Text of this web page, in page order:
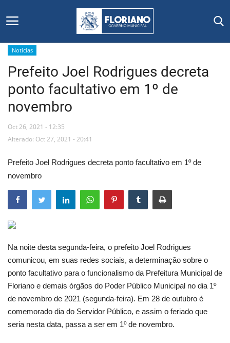
Início
Editais
Floriano
Mural de Licitações
Notícias
Vídeos
Webmail
Contato
Notícias
Prefeito Joel Rodrigues decreta
ponto facultativo em 1º de
novembro
Oct 26, 2021 - 12:35
Alterado: Oct 27, 2021 - 20:41
Prefeito Joel Rodrigues decreta ponto facultativo em 1º de
novembro
Na noite desta segunda-feira, o prefeito Joel Rodrigues
comunicou, em suas redes sociais, a determinação sobre o
ponto facultativo para o funcionalismo da Prefeitura Municipal de
Floriano e demais órgãos do Poder Público Municipal no dia 1º
de novembro de 2021 (segunda-feira). Em 28 de outubro é
comemorado dia do Servidor Público, e assim o feriado que
seria nesta data, passa a ser em 1º de novembro.